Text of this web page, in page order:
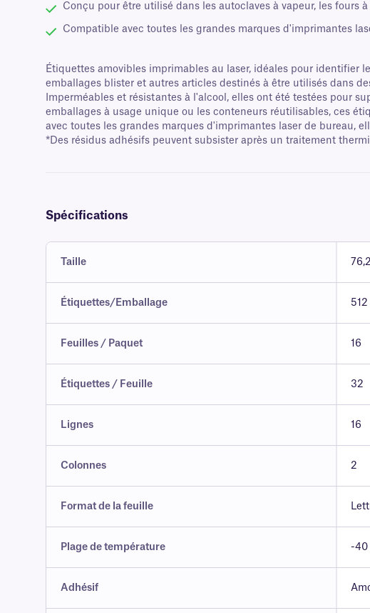
Conçu pour être utilisé dans les autoclaves à vapeur, les fours
Compatible avec toutes les grandes marques d'imprimantes
Étiquettes amovibles imprimables au laser, idéales pour identifier
emballages blister et autres articles destinés à être utilisés dans
Imperméables et résistantes à l'alcool, elles ont été testées pour
emballages à usage unique ou les conteneurs réutilisables, ces
avec toutes les grandes marques d'imprimantes laser de bureau,
*Des résidus adhésifs peuvent subsister après un traitement
Spécifications
Taille
Étiquettes/Emballage 512
Feuilles / Paquet 16
Étiquettes / Feuille 32
Lignes 16
Colonnes 2
Format de la feuille
Plage de température -40
Adhésif